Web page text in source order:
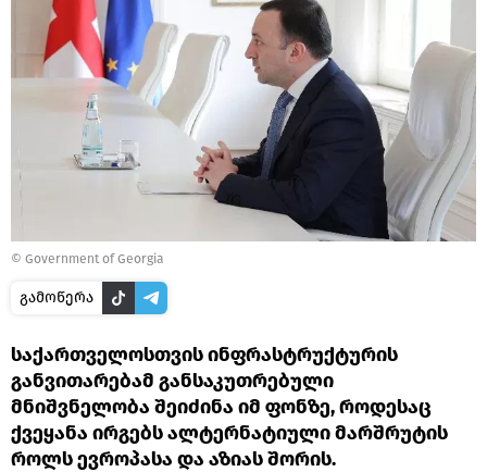
© Government of Georgia
გამოწერა
საქართველოსთვის ინფრასტრუქტურის
განვითარებამ განსაკუთრებული
მნიშვნელობა შეიძინა იმ ფონზე, როდესაც
ქვეყანა ირგებს ალტერნატიული მარშრუტის
როლს ევროპასა და აზიას შორის.